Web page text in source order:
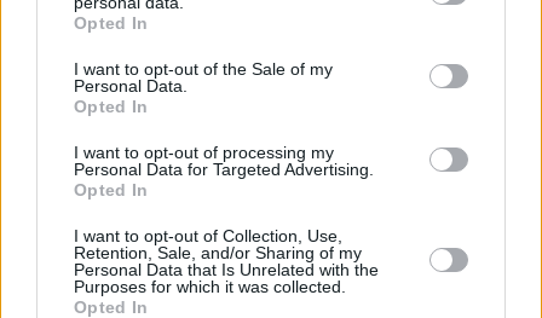
grant or deny consent to Google and its third-party tags to
use your data for below specified purposes in below Google
consent section.
Opted In
I want to opt-out of the Sale of my
Personal Data.
Opted In
I want to opt-out of processing my
Personal Data for Targeted Advertising.
Opted In
I want to opt-out of Collection, Use,
Retention, Sale, and/or Sharing of my
Personal Data that Is Unrelated with the
Purposes for which it was collected.
Opted In
Λευτέρης Πανταζής για Κόνι Μεταξά: Aν γύριζα τον
δυο γονείς κοντά στο παιδί
Νιώθω ότι την αδίκησα, επισήμανε ο τραγουδιστής
για την κόρη του
22.02.2026, 13:35 27